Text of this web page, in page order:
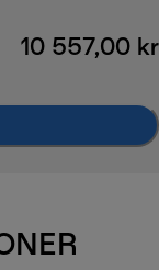
10 557,00 kr